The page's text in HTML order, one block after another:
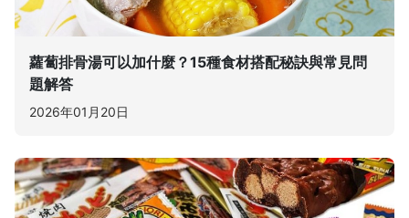
蘿蔔排骨湯可以加什麼？15種食材搭配秘訣與常見問
題解答
2026年01月20日